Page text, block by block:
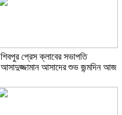
শিবপুর প্রেস ক্লাবের সভাপতি
আসাদুজ্জামান আসাদের শুভ জন্মদিন আজ